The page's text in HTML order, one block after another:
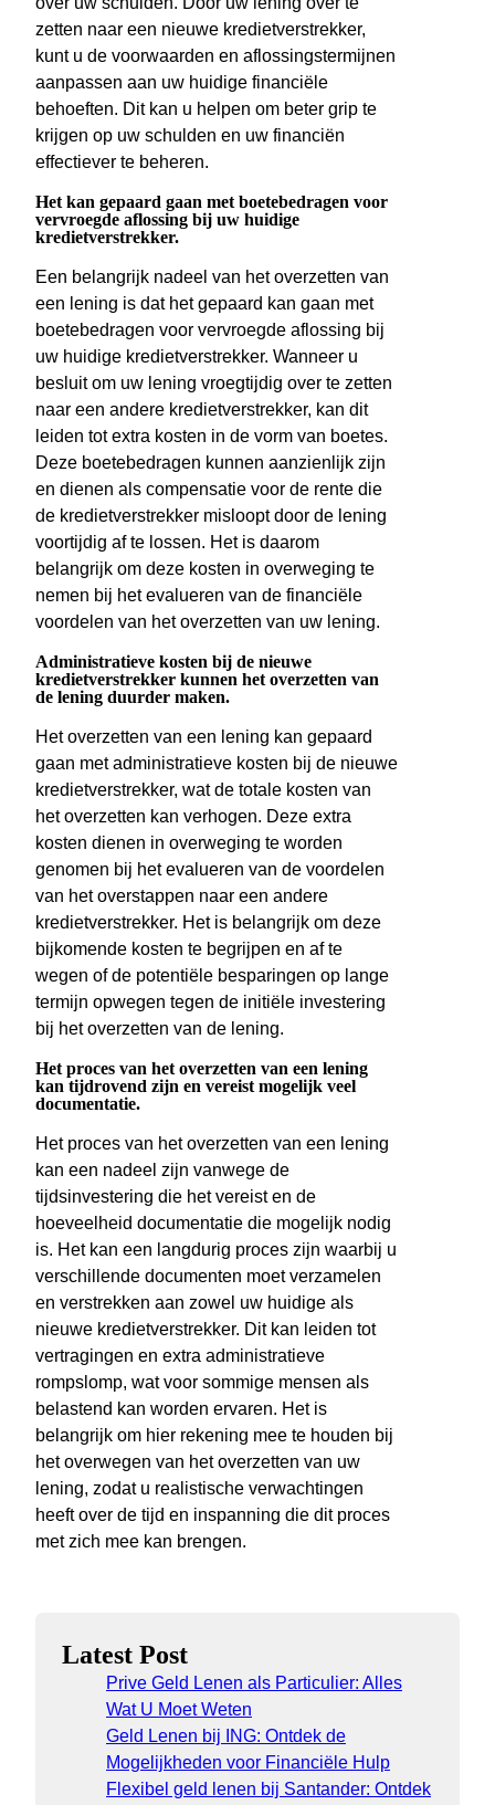
zetten naar een nieuwe kredietverstrekker,
kunt u de voorwaarden en aflossingstermijnen
aanpassen aan uw huidige financiële
behoeften. Dit kan u helpen om beter grip te
krijgen op uw schulden en uw financiën
effectiever te beheren.
Het kan gepaard gaan met boetebedragen voor
vervroegde aflossing bij uw huidige
kredietverstrekker.
Een belangrijk nadeel van het overzetten van
een lening is dat het gepaard kan gaan met
boetebedragen voor vervroegde aflossing bij
uw huidige kredietverstrekker. Wanneer u
besluit om uw lening vroegtijdig over te zetten
naar een andere kredietverstrekker, kan dit
leiden tot extra kosten in de vorm van boetes.
Deze boetebedragen kunnen aanzienlijk zijn
en dienen als compensatie voor de rente die
de kredietverstrekker misloopt door de lening
voortijdig af te lossen. Het is daarom
belangrijk om deze kosten in overweging te
nemen bij het evalueren van de financiële
voordelen van het overzetten van uw lening.
Administratieve kosten bij de nieuwe
kredietverstrekker kunnen het overzetten van
de lening duurder maken.
Het overzetten van een lening kan gepaard
gaan met administratieve kosten bij de nieuwe
kredietverstrekker, wat de totale kosten van
het overzetten kan verhogen. Deze extra
kosten dienen in overweging te worden
genomen bij het evalueren van de voordelen
van het overstappen naar een andere
kredietverstrekker. Het is belangrijk om deze
bijkomende kosten te begrijpen en af te
wegen of de potentiële besparingen op lange
termijn opwegen tegen de initiële investering
bij het overzetten van de lening.
Het proces van het overzetten van een lening
kan tijdrovend zijn en vereist mogelijk veel
documentatie.
Het proces van het overzetten van een lening
kan een nadeel zijn vanwege de
tijdsinvestering die het vereist en de
hoeveelheid documentatie die mogelijk nodig
is. Het kan een langdurig proces zijn waarbij u
verschillende documenten moet verzamelen
en verstrekken aan zowel uw huidige als
nieuwe kredietverstrekker. Dit kan leiden tot
vertragingen en extra administratieve
rompslomp, wat voor sommige mensen als
belastend kan worden ervaren. Het is
belangrijk om hier rekening mee te houden bij
het overwegen van het overzetten van uw
lening, zodat u realistische verwachtingen
heeft over de tijd en inspanning die dit proces
met zich mee kan brengen.
Latest Post
Prive Geld Lenen als Particulier: Alles
Wat U Moet Weten
Geld Lenen bij ING: Ontdek de
Mogelijkheden voor Financiële Hulp
Flexibel geld lenen bij Santander: Ontdek